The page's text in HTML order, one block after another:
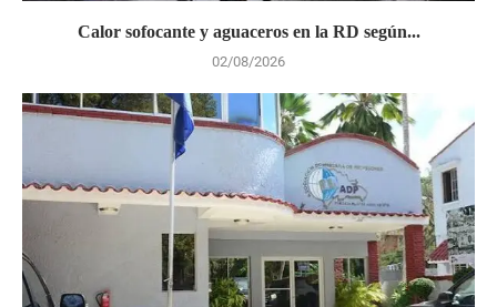
Calor sofocante y aguaceros en la RD según...
02/08/2026